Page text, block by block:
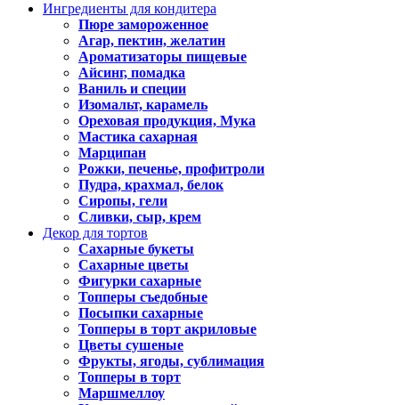
Ингредиенты для кондитера
Пюре замороженное
Агар, пектин, желатин
Ароматизаторы пищевые
Айсинг, помадка
Ваниль и специи
Изомальт, карамель
Ореховая продукция, Мука
Мастика сахарная
Марципан
Рожки, печенье, профитроли
Пудра, крахмал, белок
Сиропы, гели
Сливки, сыр, крем
Декор для тортов
Сахарные букеты
Сахарные цветы
Фигурки сахарные
Топперы съедобные
Посыпки сахарные
Топперы в торт акриловые
Цветы сушеные
Фрукты, ягоды, сублимация
Топперы в торт
Маршмеллоу